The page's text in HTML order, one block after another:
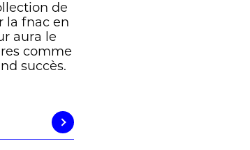
de
la fnac en
aura le
comme
succès.